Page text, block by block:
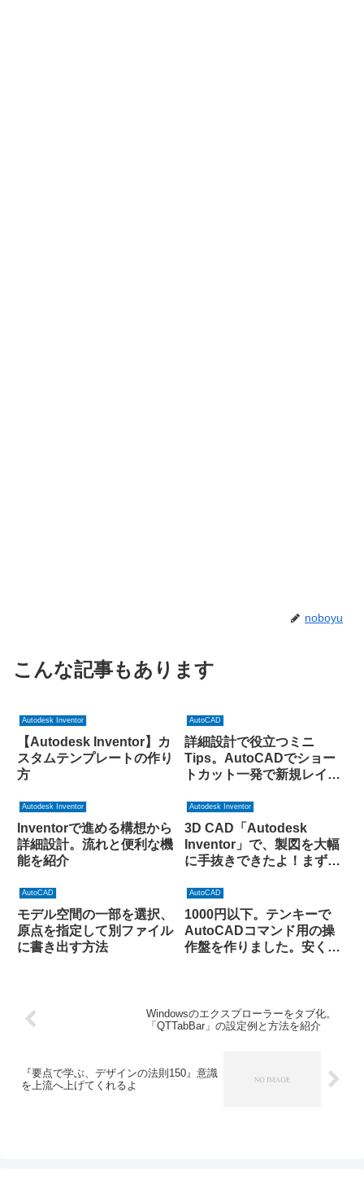
noboyu
こんな記事もあります
Autodesk Inventor
【Autodesk Inventor】カ
スタムテンプレートの作り
方
AutoCAD
詳細設計で役立つミニ
Tips。AutoCADでショー
トカット一発で新規レイヤ
Autodesk Inventor
Inventorで進める構想から
詳細設計。流れと便利な機
能を紹介
Autodesk Inventor
3D CAD「Autodesk
Inventor」で、製図を大幅
に手抜きできたよ！まずは
AutoCAD
モデル空間の一部を選択、
原点を指定して別ファイル
に書き出す方法
AutoCAD
1000円以下。テンキーで
AutoCADコマンド用の操
作盤を作りました。安くて
Windowsのエクスプローラーをタブ化。
「QTTabBar」の設定例と方法を紹介
『要点で学ぶ、デザインの法則150』意識
を上流へ上げてくれるよ